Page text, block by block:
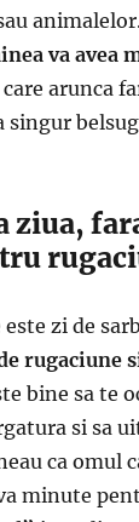
va avea
arunca
singur
ziua,
este zi de
rugaciune
bine sa te
si sa
ca omul
minute